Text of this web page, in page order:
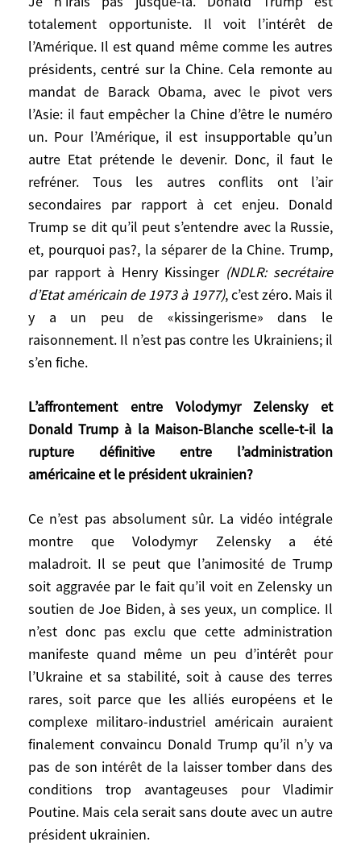
totalement opportuniste. Il voit l’intérêt de
l’Amérique. Il est quand même comme les autres
présidents, centré sur la Chine. Cela remonte au
mandat de Barack Obama, avec le pivot vers
l’Asie: il faut empêcher la Chine d’être le numéro
un. Pour l’Amérique, il est insupportable qu’un
autre Etat prétende le devenir. Donc, il faut le
refréner. Tous les autres conflits ont l’air
secondaires par rapport à cet enjeu. Donald
Trump se dit qu’il peut s’entendre avec la Russie,
et, pourquoi pas?, la séparer de la Chine. Trump,
par rapport à Henry Kissinger (NDLR: secrétaire
d’Etat américain de 1973 à 1977), c’est zéro. Mais il
y a un peu de «kissingerisme» dans le
raisonnement. Il n’est pas contre les Ukrainiens; il
s’en fiche.
L’affrontement entre Volodymyr Zelensky et
Donald Trump à la Maison-Blanche scelle-t-il la
rupture définitive entre l’administration
américaine et le président ukrainien?
Ce n’est pas absolument sûr. La vidéo intégrale
montre que Volodymyr Zelensky a été
maladroit. Il se peut que l’animosité de Trump
soit aggravée par le fait qu’il voit en Zelensky un
soutien de Joe Biden, à ses yeux, un complice. Il
n’est donc pas exclu que cette administration
manifeste quand même un peu d’intérêt pour
l’Ukraine et sa stabilité, soit à cause des terres
rares, soit parce que les alliés européens et le
complexe militaro-industriel américain auraient
finalement convaincu Donald Trump qu’il n’y va
pas de son intérêt de la laisser tomber dans des
conditions trop avantageuses pour Vladimir
Poutine. Mais cela serait sans doute avec un autre
président ukrainien.
trois groupes.
Donald Trump a-t-il définitivement pris le
parti de Vladimir Poutine dans le conflit
entre Russie et Ukraine?
Je n’irais pas jusque-là. Donald Trump est
totalement opportuniste. Il voit l’intérêt de
l’Amérique. Il est quand même comme les
autres présidents, centré sur la Chine. Cela
remonte au mandat de Barack Obama,
avec le pivot vers l’Asie: il faut empêcher la
Chine d’être le numéro un. Pour
l’Amérique, il est insupportable qu’un
autre Etat prétende le devenir. Donc, il faut
le refréner. Tous les autres conflits ont l’air
secondaires par rapport à cet enjeu.
avec la Russie, et, pourquoi pas?, la
séparer de la Chine. Trump, par rapport à
Henry Kissinger(NDLR: secrétaire d’Etat
américain de 1973 à 1977) , c’est zéro. Mais
il y a un peu de «kissingerisme» dans le
Ukrainiens; il s’en fiche.
L’affrontement entre Volodymyr Zelensky
et Donald Trump à la Maison-Blanche
scelle-t-il la rupture définitive entre
l’administration américaine et le président
ukrainien?
Ce n’est pas absolument sûr. La vidéo
intégrale montre que Volodymyr Zelensky
a été maladroit. Il se peut que l’animosité
de Trump soit aggravée par le fait qu’il voit
en Zelensky un soutien de Joe Biden, à ses
yeux, un complice. Il n’est donc pas exclu
que cette administration manifeste quand
même un peu d’intérêt pour l’Ukraine et sa